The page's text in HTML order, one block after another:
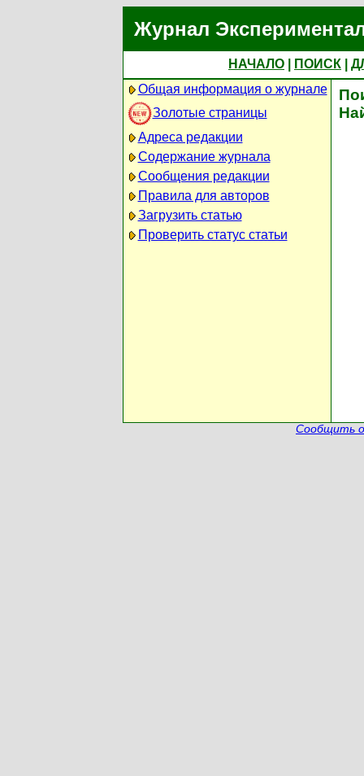
Журнал
НАЧАЛО ПОИСК
Общая информация о журнале
Золотые страницы
Адреса редакции
Содержание журнала
Сообщения редакции
Правила для авторов
Загрузить статью
Проверить статус статьи
Сообщить о